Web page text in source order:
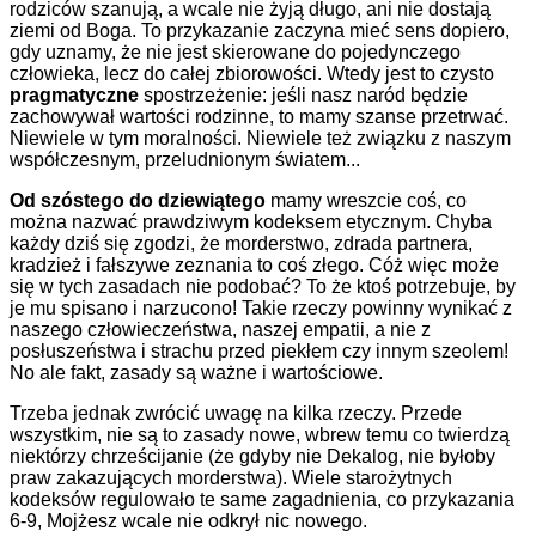
rodziców szanują, a wcale nie żyją długo, ani nie dostają
ziemi od Boga. To przykazanie zaczyna mieć sens dopiero,
gdy uznamy, że nie jest skierowane do pojedynczego
człowieka, lecz do całej zbiorowości. Wtedy jest to czysto
pragmatyczne spostrzeżenie: jeśli nasz naród będzie
zachowywał wartości rodzinne, to mamy szanse przetrwać.
Niewiele w tym moralności. Niewiele też związku z naszym
współczesnym, przeludnionym światem...
Od szóstego do dziewiątego mamy wreszcie coś, co
można nazwać prawdziwym kodeksem etycznym. Chyba
każdy dziś się zgodzi, że morderstwo, zdrada partnera,
kradzież i fałszywe zeznania to coś złego. Cóż więc może
się w tych zasadach nie podobać? To że ktoś potrzebuje, by
je mu spisano i narzucono! Takie rzeczy powinny wynikać z
naszego człowieczeństwa, naszej empatii, a nie z
posłuszeństwa i strachu przed piekłem czy innym szeolem!
No ale fakt, zasady są ważne i wartościowe.
Trzeba jednak zwrócić uwagę na kilka rzeczy. Przede
wszystkim, nie są to zasady nowe, wbrew temu co twierdzą
niektórzy chrześcijanie (że gdyby nie Dekalog, nie byłoby
praw zakazujących morderstwa). Wiele starożytnych
kodeksów regulowało te same zagadnienia, co przykazania
6-9, Mojżesz wcale nie odkrył nic nowego.